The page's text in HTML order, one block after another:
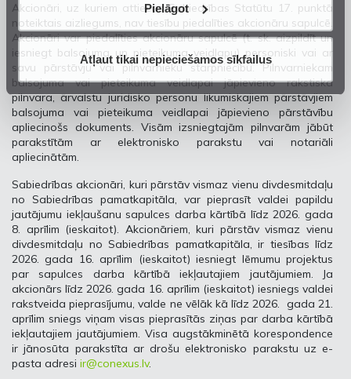
Pielāgot
Atļaut tikai nepieciešamos sīkfailus
Akcionāri, uz kuriem attiecas Sabiedrības Statūtu 17. punktā
noteiktais aizliegums, nav tiesību piedalīties akcionāru sapulcē.
Akcionāri var piedalīties akcionāru sapulcē (t. sk. aizpildīt un
iesniegt balsojuma un pieteikuma veidlapu) personiski vai ar
savu pārstāvju vai pilnvarnieku starpniecību. Pilnvarniekam
balsojuma vai pieteikuma veidlapai jāpievieno rakstiska
pilnvara, ārvalstu juridisko personu likumiskajiem pārstāvjiem
balsojuma vai pieteikuma veidlapai jāpievieno pārstāvību
apliecinošs dokuments. Visām izsniegtajām pilnvarām jābūt
parakstītām ar elektronisko parakstu vai notariāli
apliecinātām.
Sabiedrības akcionāri, kuri pārstāv vismaz vienu divdesmitdaļu
no Sabiedrības pamatkapitāla, var pieprasīt valdei papildu
jautājumu iekļaušanu sapulces darba kārtībā līdz 2026. gada
8. aprīlim (ieskaitot). Akcionāriem, kuri pārstāv vismaz vienu
divdesmitdaļu no Sabiedrības pamatkapitāla, ir tiesības līdz
2026. gada 16. aprīlim (ieskaitot) iesniegt lēmumu projektus
par sapulces darba kārtībā iekļautajiem jautājumiem. Ja
akcionārs līdz 2026. gada 16. aprīlim (ieskaitot) iesniegs valdei
rakstveida pieprasījumu, valde ne vēlāk kā līdz 2026. gada 21.
aprīlim sniegs viņam visas pieprasītās ziņas par darba kārtībā
iekļautajiem jautājumiem. Visa augstākminētā korespondence
ir jānosūta parakstīta ar drošu elektronisko parakstu uz e-
pasta adresi ir@conexus.lv.